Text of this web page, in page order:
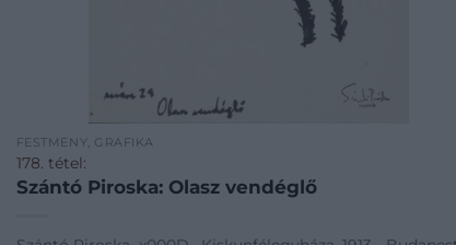
FESTMÉNY, GRAFIKA
178. tétel:
Szántó Piroska: Olasz vendéglő